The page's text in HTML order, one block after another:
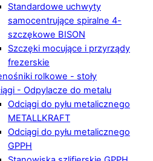
Standardowe uchwyty
samocentrujące spiralne 4-
szczękowe BISON
Szczęki mocujące i przyrządy
frezerskie
rolkowe - stoły
- Odpylacze do metalu
Odciągi do pyłu metalicznego
METALLKRAFT
Odciągi do pyłu metalicznego
GPPH